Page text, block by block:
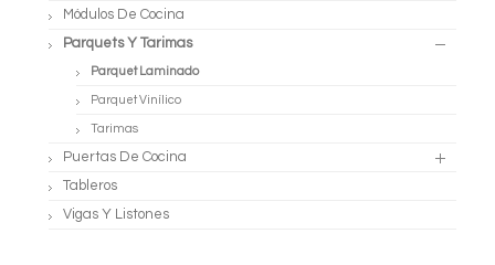
Módulos De Cocina
Parquets Y Tarimas
Parquet Laminado
Parquet Vinílico
Tarimas
Puertas De Cocina
Tableros
Vigas Y Listones